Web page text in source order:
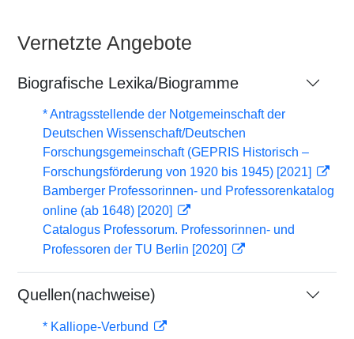
Vernetzte Angebote
Biografische Lexika/Biogramme
* Antragsstellende der Notgemeinschaft der
Deutschen Wissenschaft/Deutschen
Forschungsgemeinschaft (GEPRIS Historisch –
Forschungsförderung von 1920 bis 1945) [2021]
Bamberger Professorinnen- und Professorenkatalog
online (ab 1648) [2020]
Catalogus Professorum. Professorinnen- und
Professoren der TU Berlin [2020]
Quellen(nachweise)
* Kalliope-Verbund